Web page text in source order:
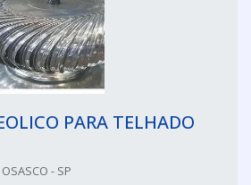
PARA TELHADO
- SP